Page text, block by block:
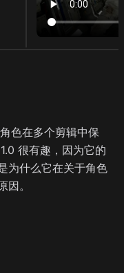
色在多个剪辑中保
很有趣，因为它的
为什么它在关于角色
。